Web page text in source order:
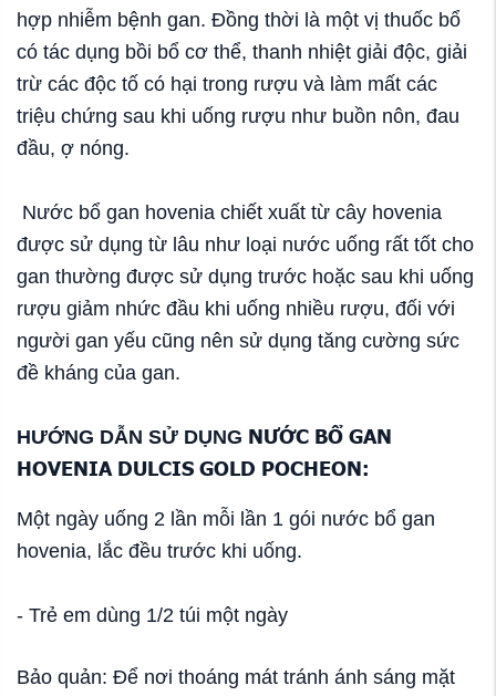
hợp nhiễm bệnh gan. Đồng thời là một vị thuốc bổ
có tác dụng bồi bổ cơ thể, thanh nhiệt giải độc, giải
trừ các độc tố có hại trong rượu và làm mất các
triệu chứng sau khi uống rượu như buồn nôn, đau
đầu, ợ nóng.
Nước bổ gan hovenia chiết xuất từ cây hovenia
được sử dụng từ lâu như loại nước uống rất tốt cho
gan thường được sử dụng trước hoặc sau khi uống
rượu giảm nhức đầu khi uống nhiều rượu, đối với
người gan yếu cũng nên sử dụng tăng cường sức
đề kháng của gan.
HƯỚNG DẪN SỬ DỤNG NƯỚC BỔ GAN
HOVENIA DULCIS GOLD POCHEON:
Một ngày uống 2 lần mỗi lần 1 gói nước bổ gan
hovenia, lắc đều trước khi uống.
- Trẻ em dùng 1/2 túi một ngày
Bảo quản: Để nơi thoáng mát tránh ánh sáng mặt